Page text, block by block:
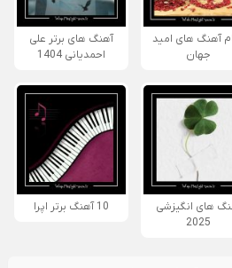
آهنگ های امید
جهان
آهنگ های برتر علی
احمدیانی 1404
های انگیزشی
2025
10 آهنگ برتر اپرا